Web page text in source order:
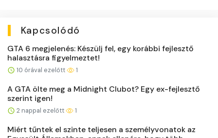
Kapcsolódó
GTA 6 megjelenés: Készülj fel, egy korábbi fejlesztő
halasztásra figyelmeztet!
10 órával ezelőtt 1
A GTA ölte meg a Midnight Clubot? Egy ex-fejlesztő
szerint igen!
2 nappal ezelőtt 1
Miért tűntek el szinte teljesen a személyvonatok az